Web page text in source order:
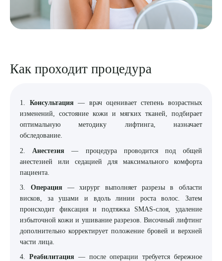
Как проходит процедура
1. Консультация — врач оценивает степень возрастных
изменений, состояние кожи и мягких тканей, подбирает
оптимальную методику лифтинга, назначает
обследование.
2. Анестезия — процедура проводится под общей
анестезией или седацией для максимального комфорта
пациента.
3. Операция — хирург выполняет разрезы в области
висков, за ушами и вдоль линии роста волос. Затем
происходит фиксация и подтяжка SMAS-слоя, удаление
избыточной кожи и ушивание разрезов. Височный лифтинг
дополнительно корректирует положение бровей и верхней
части лица.
4.Реабилитация — после операции требуется бережное